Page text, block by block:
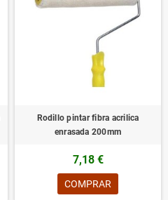
Rodillo pintar fibra acrilica
enrasada 200mm
7,18 €
COMPRAR